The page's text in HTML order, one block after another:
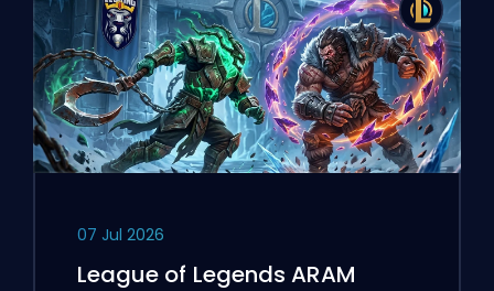
07 Jul 2026
League of Legends ARAM